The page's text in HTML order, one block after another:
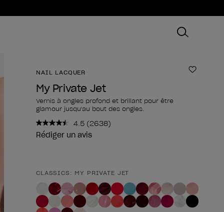
NAIL LACQUER
My Private Jet
Vernis à ongles profond et brillant pour être
glamour jusqu'au bout des ongles.
4.5 Lire
2638
même
page.
(2638)
Rédiger un avis
Forme du produit
CLASSICS: MY PRIVATE JET